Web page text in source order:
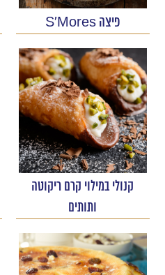
פיצה S’Mores
קנולי במילוי קרם ריקוטה
ותותים